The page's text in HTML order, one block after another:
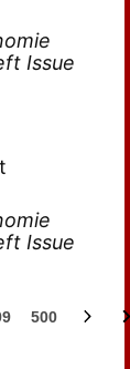
Issue
Issue
500